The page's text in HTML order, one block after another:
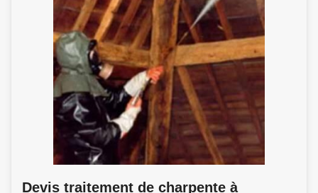
Devis traitement de charpente à